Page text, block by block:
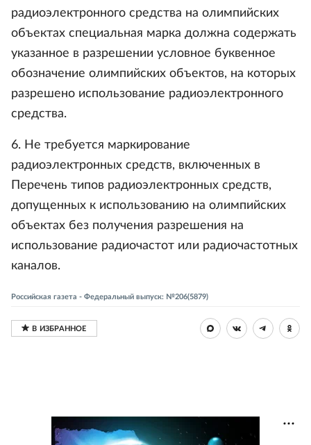
радиоэлектронного средства на олимпийских
объектах специальная марка должна содержать
указанное в разрешении условное буквенное
обозначение олимпийских объектов, на которых
разрешено использование радиоэлектронного
средства.
6. Не требуется маркирование
радиоэлектронных средств, включенных в
Перечень типов радиоэлектронных средств,
допущенных к использованию на олимпийских
объектах без получения разрешения на
использование радиочастот или радиочастотных
каналов.
Российская газета - Федеральный выпуск: №206(5879)